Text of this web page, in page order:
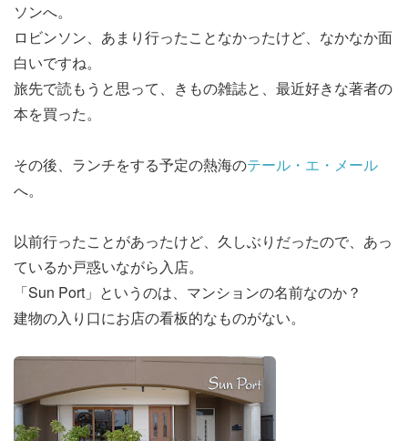
ソンへ。
ロビンソン、あまり行ったことなかったけど、なかなか面
白いですね。
旅先で読もうと思って、きもの雑誌と、最近好きな著者の
本を買った。
その後、ランチをする予定の熱海のテール・エ・メール
へ。
以前行ったことがあったけど、久しぶりだったので、あっ
ているか戸惑いながら入店。
「Sun Port」というのは、マンションの名前なのか？
建物の入り口にお店の看板的なものがない。